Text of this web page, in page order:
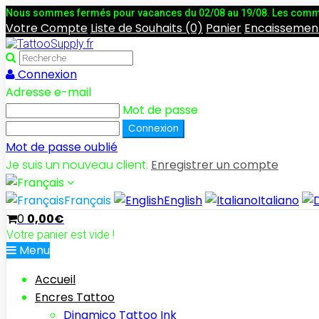
Nous sommes fermés pour vacances du 02/08 au 19/08. Les
Votre Compte Liste de Souhaits (0) Panier
Connexion
Adresse e-mail
Mot de passe
Mot de passe oublié
Je suis un nouveau client. Enregistrer un compte
Français English Italiano
0 0,00€
Votre panier est vide !
Menu
Accueil
Encres Tattoo
Dinamico Tattoo Ink